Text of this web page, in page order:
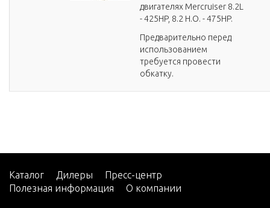
двигателях Mercruiser 8.2L
- 425HP, 8.2 H.O. - 475HP.
Предварительно перед
использованием
требуется провести
обкатку.
Каталог Дилеры
Пресс-центр
Полезная информация
О компании